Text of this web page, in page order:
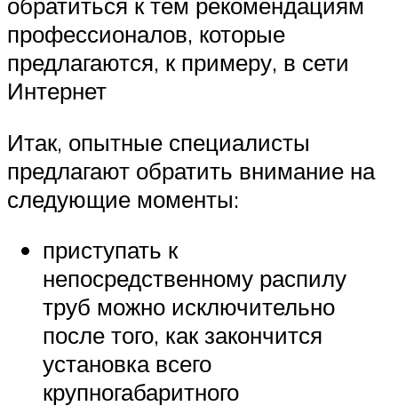
профессионалов, которые
предлагаются, к примеру, в сети
Интернет
Итак, опытные специалисты
предлагают обратить внимание на
следующие моменты:
приступать к
непосредственному распилу
труб можно исключительно
после того, как закончится
установка всего
крупногабаритного